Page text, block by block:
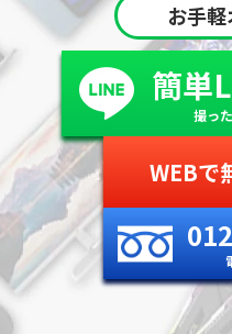
お手軽
簡単
撮っ
WEBで